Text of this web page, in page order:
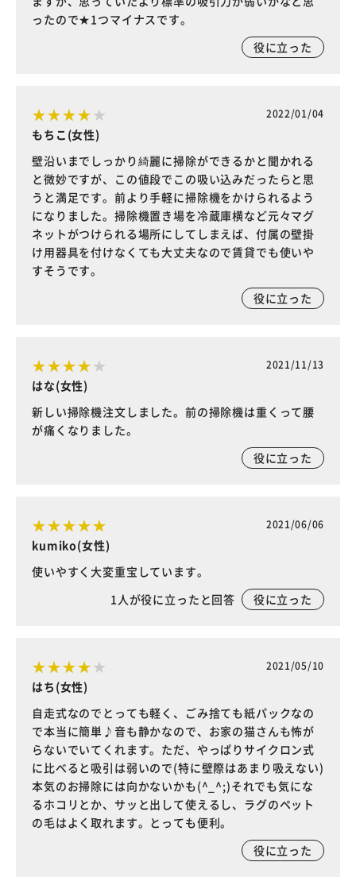
ったので★1つマイナスです。
役に立った
2022/01/04
もちこ(女性)
壁沿いまでしっかり綺麗に掃除ができるかと聞かれる
と微妙ですが、この値段でこの吸い込みだったらと思
うと満足です。前より手軽に掃除機をかけられるよう
になりました。掃除機置き場を冷蔵庫横など元々マグ
ネットがつけられる場所にしてしまえば、付属の壁掛
け用器具を付けなくても大丈夫なので賃貸でも使いや
すそうです。
役に立った
2021/11/13
はな(女性)
新しい掃除機注文しました。前の掃除機は重くって腰
が痛くなりました。
役に立った
2021/06/06
kumiko(女性)
使いやすく大変重宝しています。
1人が役に立ったと回答 役に立った
2021/05/10
はち(女性)
自走式なのでとっても軽く、ごみ捨ても紙パックなの
で本当に簡単♪音も静かなので、お家の猫さんも怖が
らないでいてくれます。ただ、やっぱりサイクロン式
に比べると吸引は弱いので(特に壁際はあまり吸えない)
本気のお掃除には向かないかも(^_^;)それでも気にな
るホコリとか、サッと出して使えるし、ラグのペット
の毛はよく取れます。とっても便利。
役に立った